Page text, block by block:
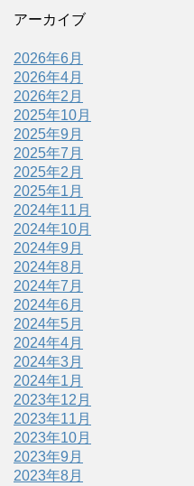
アーカイブ
2026年6月
2026年4月
2026年2月
2025年10月
2025年9月
2025年7月
2025年2月
2025年1月
2024年11月
2024年10月
2024年9月
2024年8月
2024年7月
2024年6月
2024年5月
2024年4月
2024年3月
2024年1月
2023年12月
2023年11月
2023年10月
2023年9月
2023年8月